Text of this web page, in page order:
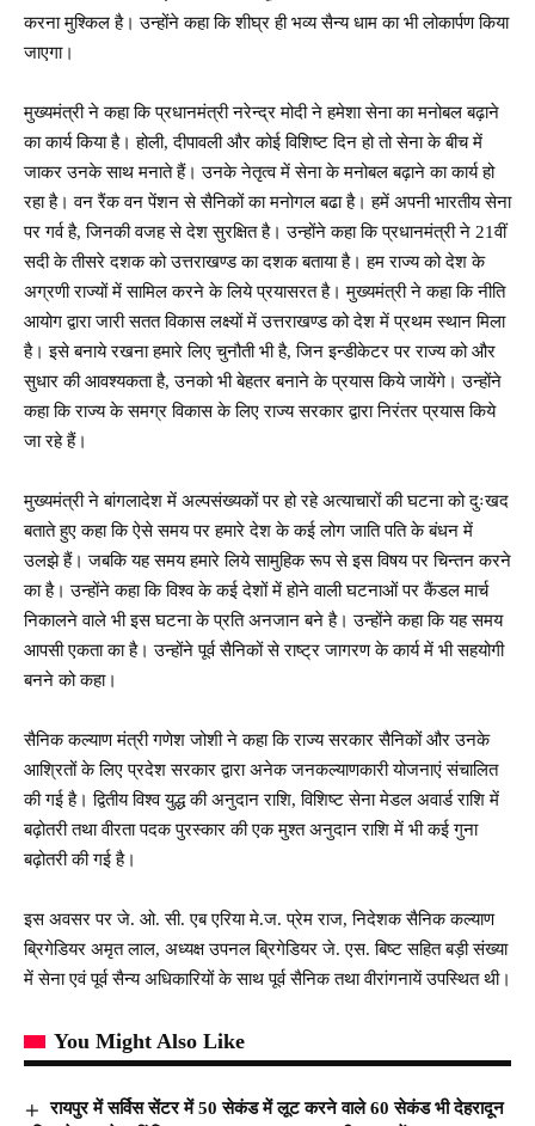
करना मुश्किल है। उन्होंने कहा कि शीघ्र ही भव्य सैन्य धाम का भी लोकार्पण किया
जाएगा।
मुख्यमंत्री ने कहा कि प्रधानमंत्री नरेन्द्र मोदी ने हमेशा सेना का मनोबल बढ़ाने
का कार्य किया है। होली, दीपावली और कोई विशिष्ट दिन हो तो सेना के बीच में
जाकर उनके साथ मनाते हैं। उनके नेतृत्व में सेना के मनोबल बढ़ाने का कार्य हो
रहा है। वन रैंक वन पेंशन से सैनिकों का मनोगल बढा है। हमें अपनी भारतीय सेना
पर गर्व है, जिनकी वजह से देश सुरक्षित है। उन्होंने कहा कि प्रधानमंत्री ने 21वीं
सदी के तीसरे दशक को उत्तराखण्ड का दशक बताया है। हम राज्य को देश के
अग्रणी राज्यों में सामिल करने के लिये प्रयासरत है। मुख्यमंत्री ने कहा कि नीति
आयोग द्वारा जारी सतत विकास लक्ष्यों में उत्तराखण्ड को देश में प्रथम स्थान मिला
है। इसे बनाये रखना हमारे लिए चुनौती भी है, जिन इन्डीकेटर पर राज्य को और
सुधार की आवश्यकता है, उनको भी बेहतर बनाने के प्रयास किये जायेंगे। उन्होंने
कहा कि राज्य के समग्र विकास के लिए राज्य सरकार द्वारा निरंतर प्रयास किये
जा रहे हैं।
मुख्यमंत्री ने बांगलादेश में अल्पसंख्यकों पर हो रहे अत्याचारों की घटना को दुःखद
बताते हुए कहा कि ऐसे समय पर हमारे देश के कई लोग जाति पति के बंधन में
उलझे हैं। जबकि यह समय हमारे लिये सामुहिक रूप से इस विषय पर चिन्तन करने
का है। उन्होंने कहा कि विश्व के कई देशों में होने वाली घटनाओं पर कैंडल मार्च
निकालने वाले भी इस घटना के प्रति अनजान बने है। उन्होंने कहा कि यह समय
आपसी एकता का है। उन्होंने पूर्व सैनिकों से राष्ट्र जागरण के कार्य में भी सहयोगी
बनने को कहा।
सैनिक कल्याण मंत्री गणेश जोशी ने कहा कि राज्य सरकार सैनिकों और उनके
आश्रितों के लिए प्रदेश सरकार द्वारा अनेक जनकल्याणकारी योजनाएं संचालित
की गई है। द्वितीय विश्व युद्ध की अनुदान राशि, विशिष्ट सेना मेडल अवार्ड राशि में
बढ़ोतरी तथा वीरता पदक पुरस्कार की एक मुश्त अनुदान राशि में भी कई गुना
बढ़ोतरी की गई है।
इस अवसर पर जे. ओ. सी. एब एरिया मे.ज. प्रेम राज, निदेशक सैनिक कल्याण
ब्रिगेडियर अमृत लाल, अध्यक्ष उपनल ब्रिगेडियर जे. एस. बिष्ट सहित बड़ी संख्या
में सेना एवं पूर्व सैन्य अधिकारियों के साथ पूर्व सैनिक तथा वीरांगनायें उपस्थित थी।
You Might Also Like
रायपुर में सर्विस सेंटर में 50 सेकंड में लूट करने वाले 60 सेकंड भी देहरादून